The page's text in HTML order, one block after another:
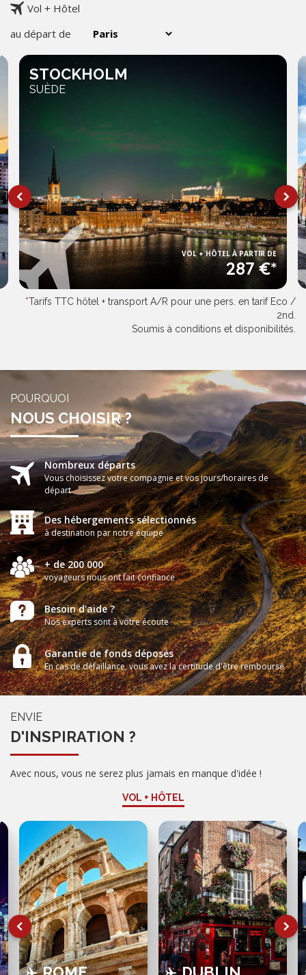
Vol + Hôtel
au départ de
STOCKHOLM
SUÈDE
VOL + HÔTEL À PARTIR DE
287 €*
*Tarifs TTC hôtel + transport A/R pour une pers. en tarif Eco /
2nd.
Soumis à conditions et disponibilités.
POURQUOI
NOUS CHOISIR ?
Nombreux départs
Vous choisissez votre compagnie et vos jours/horaires de
départ
Des hébergements sélectionnés
à destination par notre équipe
+ de 200 000
voyageurs nous ont fait confiance
Besoin d'aide ?
Nos experts sont à votre écoute
Garantie de fonds déposés
En cas de défaillance, vous avez la certitude d'être remboursé
ENVIE
D'INSPIRATION ?
Avec nous, vous ne serez plus jamais en manque d'idée !
VOL + HÔTEL